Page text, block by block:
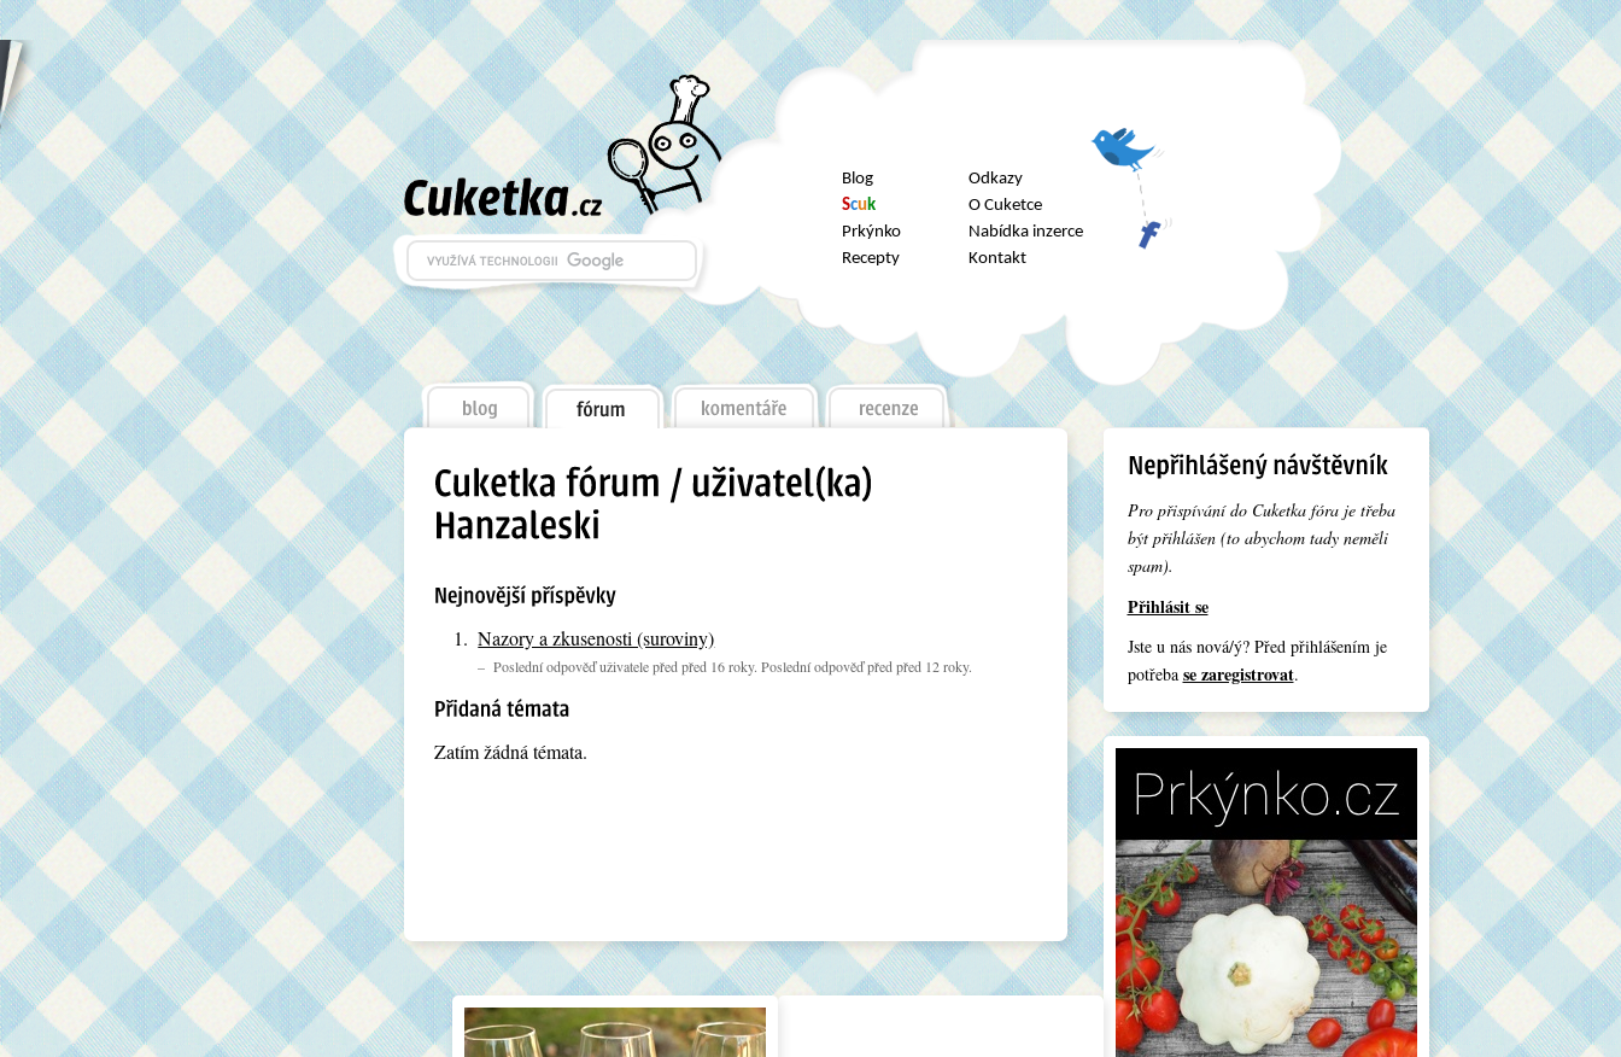
Blog
Scuk
Prkýnko
Recepty
Odkazy
O Cuketce
Nabídka inzerce
Kontakt
Nazory a zkusenosti (suroviny)
– Poslední odpověď uživatele před před 16 roky. Poslední odpověď před před 12 roky.
Zatím žádná témata.
Pro přispívání do Cuketka fóra je třeba
být přihlášen (to abychom tady neměli
spam).
Přihlásit se
Jste u nás nová/ý? Před přihlášením je
potřeba se zaregistrovat.